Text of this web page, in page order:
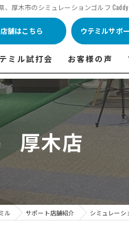
、厚木市のシミュレーションゴルフ
舗はこちら ウテミルサポ
表
フ 料金表
高崎店 料金表
金表
ョンゴルフ Caddy 料金表
ミル試打会
ミル試打会とは・・・
テミル試打会日程
ッテイング・試打会 商品ラインナッ
ッター紹介
ある質問
会開催受付
お客様の声
ウテミルインドア
フィッテイング
厚木店
ル サポート店舗紹介 シミュレー